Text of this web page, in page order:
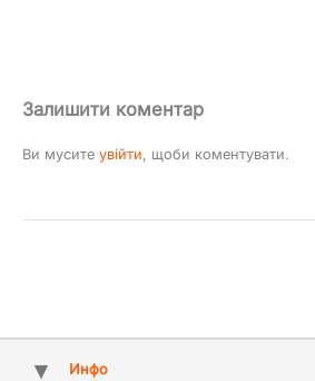
Залишити коментар
Ви мусите увійти, щоби коментувати.
Инфо